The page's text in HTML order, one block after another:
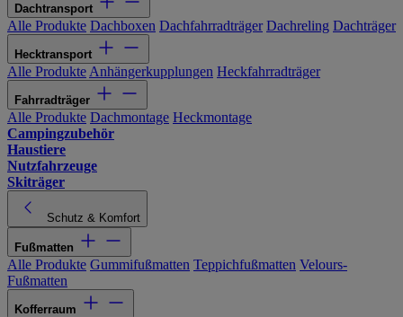
Dachtransport
Alle Produkte Dachboxen Dachfahrradträger Dachreling Dachträger
Hecktransport
Alle Produkte Anhängerkupplungen Heckfahrradträger
Fahrradträger
Alle Produkte Dachmontage Heckmontage
Campingzubehör
Haustiere
Nutzfahrzeuge
Skiträger
Schutz & Komfort
Fußmatten
Alle Produkte Gummifußmatten Teppichfußmatten Velours-
Fußmatten
Kofferraum